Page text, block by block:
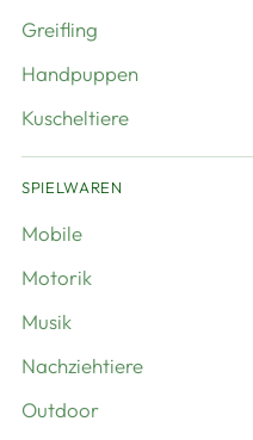
Greifling
Handpuppen
Kuscheltiere
SPIELWAREN
Mobile
Motorik
Musik
Nachziehtiere
Outdoor